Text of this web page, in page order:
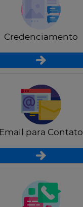
Credenciamento
Email para Contato